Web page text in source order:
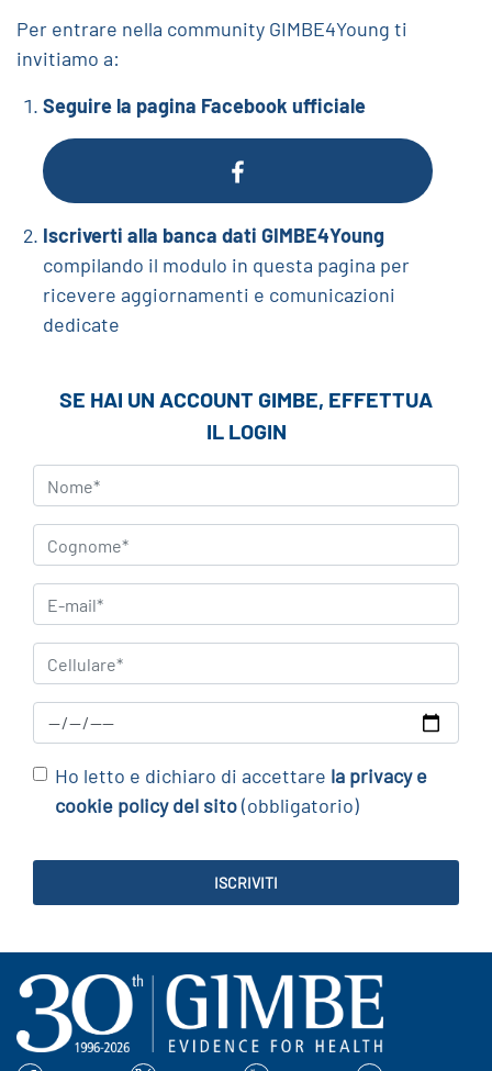
Per entrare nella community GIMBE4Young ti
invitiamo a:
Seguire la pagina Facebook ufficiale
Iscriverti alla banca dati GIMBE4Young
compilando il modulo in questa pagina per
ricevere aggiornamenti e comunicazioni
dedicate
SE HAI UN ACCOUNT GIMBE, EFFETTUA
IL LOGIN
Ho letto e dichiaro di accettare la privacy e
cookie policy del sito(obbligatorio)
ISCRIVITI